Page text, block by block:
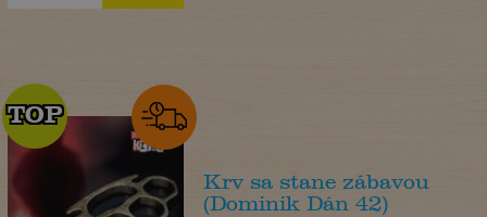
TOP
TOP
Krv sa stane zábavou
(Dominik Dán 42)